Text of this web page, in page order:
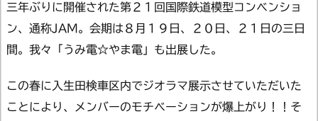
三年ぶりに開催された第２１回国際鉄道模型コンベンショ
ン、通称JAM。会期は８月１９日、２０日、２１日の三日
間。我々「うみ電☆やま電」も出展した。
この春に入生田検車区内でジオラマ展示させていただいた
ことにより、メンバーのモチベーションが爆上がり！！そ